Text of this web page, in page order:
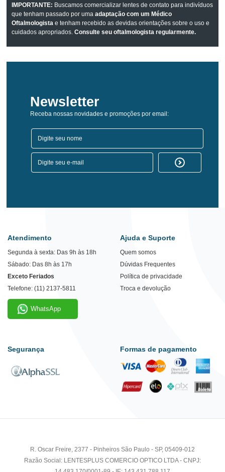
IMPORTANTE: Buscamos comercializar lentes de contato para indivíduos
que tenham passado por umaadaptação com um Médico
Oftalmologista e tenham recebido as devidas orientações sobre o uso e
cuidados apropriados.Consulte seu oftalmologista regularmente.
Newsletter
Receba nossas novidades e promoções por email:
Atendimento
Segunda à sexta: Das 9h às 18h
Sábado: Das 8h às 17h
Exceto Feriados
Telefone: (11) 2137-5811
WhatsApp
Ajuda e Suporte
Quem somos
Dúvidas Frequentes
Política de privacidade
Troca e devolução
Segurança Formas de pagamento
R. Oscar Freire, 2377 - Pinheiros São Paulo - SP, 05409-012
Razão Social: LENTESPLUS COMERCIO OPTICO LTDA - CNPJ: